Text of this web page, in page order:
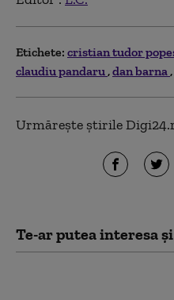
Etichete: cristian tudor
claudiu pandaru dan barna
Urmărește știrile
Te-ar putea interesa